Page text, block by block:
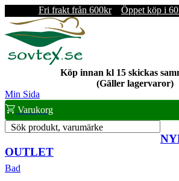
Fri frakt från 600kr Öppet köp i
Köp innan kl 15 skickas
(Gäller lagervaror)
Min Sida
Varukorg
Sök produkt, varumärke
OUTLET
Bad